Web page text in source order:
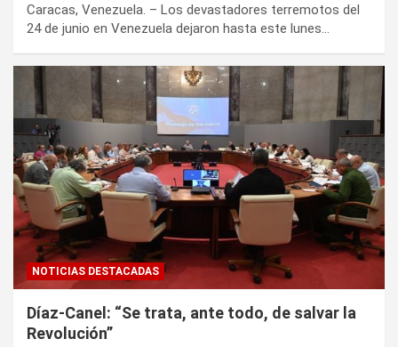
Caracas, Venezuela. – Los devastadores terremotos del
24 de junio en Venezuela dejaron hasta este lunes…
NOTICIAS DESTACADAS
Díaz-Canel: “Se trata, ante todo, de salvar la
Revolución”